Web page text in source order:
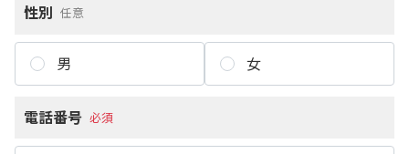
性別 任意
男 女
電話番号 必須